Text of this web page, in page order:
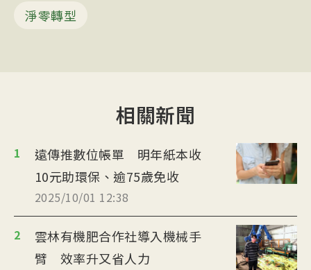
淨零轉型
相關新聞
1
遠傳推數位帳單 明年紙本收
10元助環保、逾75歲免收
2025/10/01 12:38
2
雲林有機肥合作社導入機械手
臂 效率升又省人力